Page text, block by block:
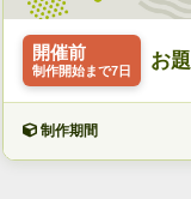
開催前
制作開始まで7日 お
制作期間